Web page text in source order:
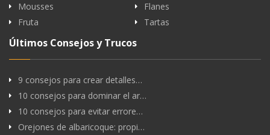
Mousses
Flanes
Fruta
Tartas
Últimos Consejos y Trucos
9 consejos para crear detalles…
10 consejos para dominar el ar…
10 consejos para evitar errore…
Orejones de albaricoque: propi…